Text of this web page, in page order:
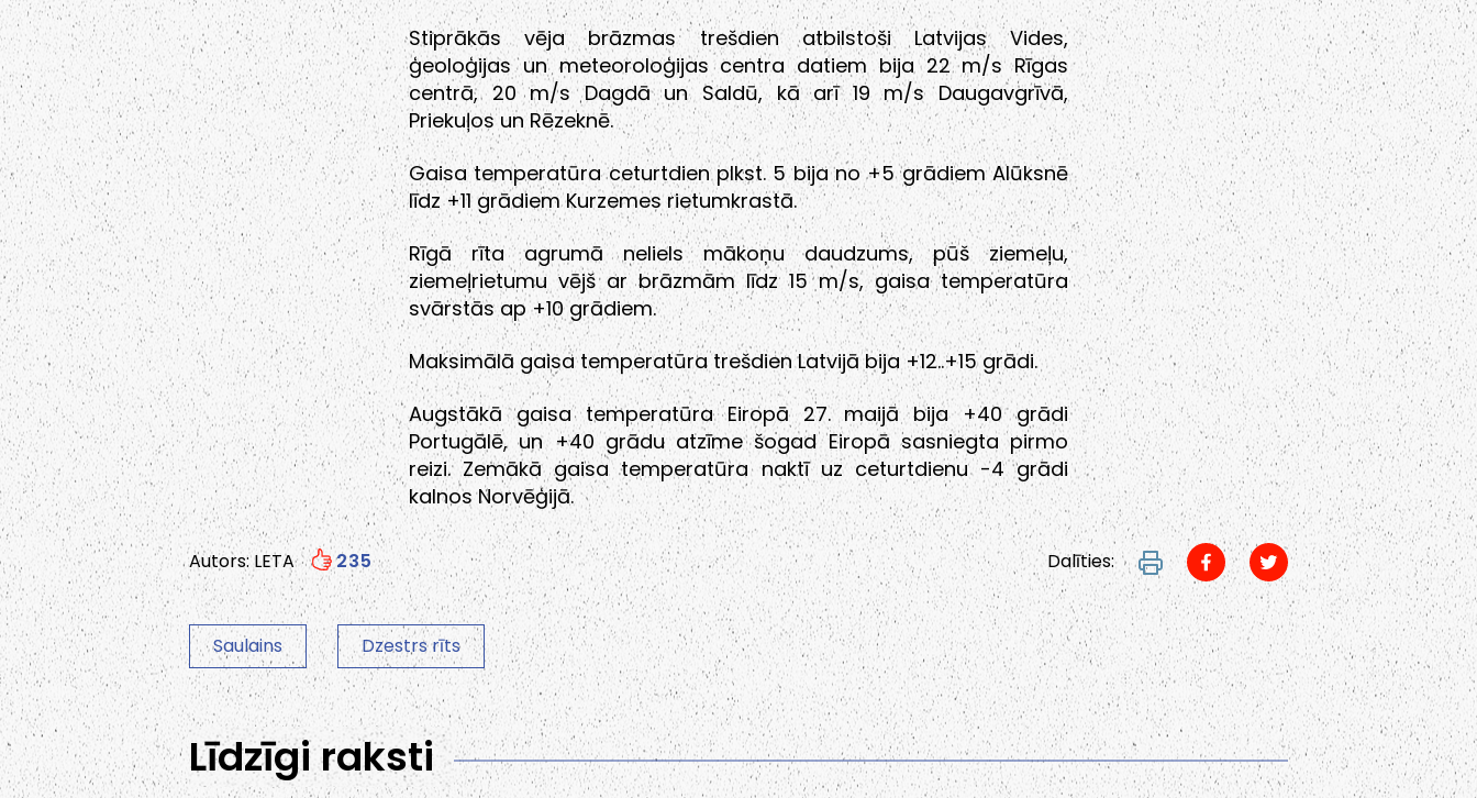
Stiprākās vēja brāzmas trešdien atbilstoši Latvijas Vides,
ģeoloģijas un meteoroloģijas centra datiem bija 22 m/s Rīgas
centrā, 20 m/s Dagdā un Saldū, kā arī 19 m/s Daugavgrīvā,
Priekuļos un Rēzeknē.
Gaisa temperatūra ceturtdien plkst. 5 bija no +5 grādiem Alūksnē
līdz +11 grādiem Kurzemes rietumkrastā.
Rīgā rīta agrumā neliels mākoņu daudzums, pūš ziemeļu,
ziemeļrietumu vējš ar brāzmām līdz 15 m/s, gaisa temperatūra
svārstās ap +10 grādiem.
Maksimālā gaisa temperatūra trešdien Latvijā bija +12..+15 grādi.
Augstākā gaisa temperatūra Eiropā 27. maijā bija +40 grādi
Portugālē, un +40 grādu atzīme šogad Eiropā sasniegta pirmo
reizi. Zemākā gaisa temperatūra naktī uz ceturtdienu -4 grādi
kalnos Norvēģijā.
Autors: LETA 235 Dalīties:
Saulains Dzestrs rīts
Līdzīgi raksti